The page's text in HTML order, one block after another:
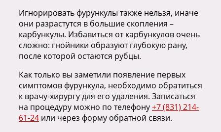
Игнорировать фурункулы также нельзя, иначе
они разрастутся в большие скопления –
карбункулы. Избавиться от карбункулов очень
сложно: гнойники образуют глубокую рану,
после которой остаются рубцы.
Как только вы заметили появление первых
симптомов фурункула, необходимо обратиться
к врачу-хирургу для его удаления. Записаться
на процедуру можно по телефону+7 (831) 214-
61-24 или через форму обратной связи.